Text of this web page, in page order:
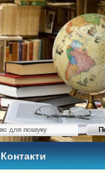
Контакти